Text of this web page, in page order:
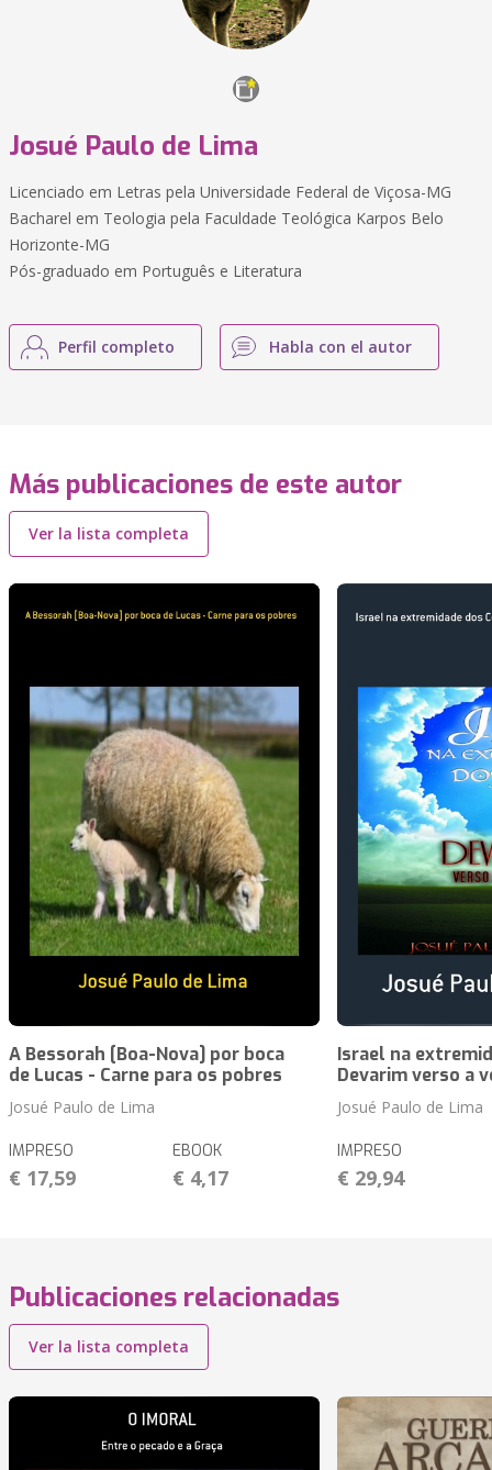
Josué Paulo de Lima
Licenciado em Letras pela Universidade Federal de Viçosa-MG
Bacharel em Teologia pela Faculdade Teológica Karpos Belo
Horizonte-MG
Pós-graduado em Português e Literatura
Perfil completo Habla con el autor
Más publicaciones de este autor
Ver la lista completa
A Bessorah [Boa-Nova] por boca
de Lucas - Carne para os pobres
Josué Paulo de Lima
IMPRESO
€ 17,59
EBOOK
€ 4,17
Israel na
Devarim verso a
Josué Paulo de Lima
IMPRESO
€ 29,94
Publicaciones relacionadas
Ver la lista completa